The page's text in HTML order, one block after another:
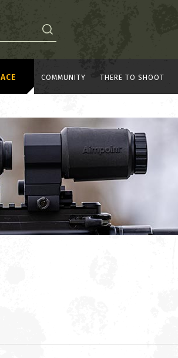
COMMUNITY THERE TO SHOOT